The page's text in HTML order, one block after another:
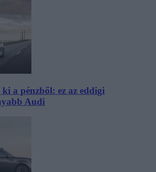
a pénzből: ez az eddigi
Audi